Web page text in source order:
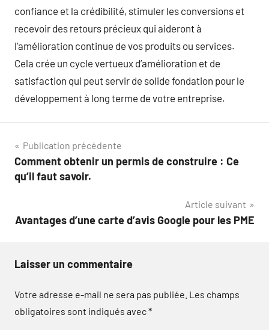
confiance et la crédibilité, stimuler les conversions et
recevoir des retours précieux qui aideront à
l’amélioration continue de vos produits ou services.
Cela crée un cycle vertueux d’amélioration et de
satisfaction qui peut servir de solide fondation pour le
développement à long terme de votre entreprise.
Navigation
de
Publication précédente
Comment obtenir un permis de construire : Ce
qu’il faut savoir.
Article suivant
Avantages d’une carte d’avis Google pour les PME
Laisser un commentaire
Votre adresse e-mail ne sera pas publiée. Les champs
obligatoires sont indiqués avec*